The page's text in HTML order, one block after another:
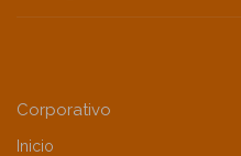
Corporativo
Inicio